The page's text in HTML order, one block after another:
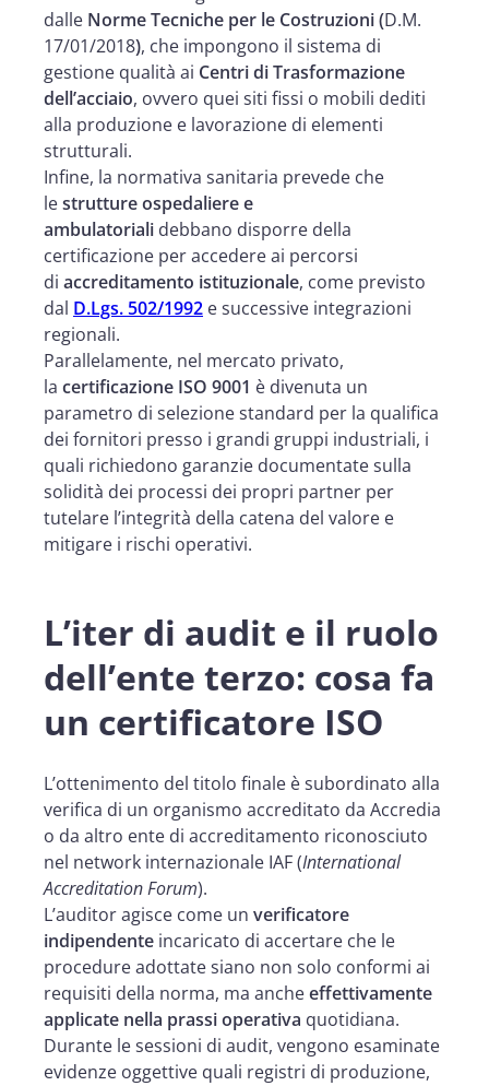
dalle Norme Tecniche per le Costruzioni (D.M.
17/01/2018), che impongono il sistema di
gestione qualità ai Centri di Trasformazione
dell’acciaio, ovvero quei siti fissi o mobili dediti
alla produzione e lavorazione di elementi
strutturali.
Infine, la normativa sanitaria prevede che
lestrutture ospedaliere e
ambulatoriali debbano disporre della
certificazione per accedere ai percorsi
di accreditamento istituzionale, come previsto
dal D.Lgs. 502/1992 e successive integrazioni
regionali.
Parallelamente, nel mercato privato,
la certificazione ISO 9001 è divenuta un
parametro di selezione standard per la qualifica
dei fornitori presso i grandi gruppi industriali, i
quali richiedono garanzie documentate sulla
solidità dei processi dei propri partner per
tutelare l’integrità della catena del valore e
mitigare i rischi operativi.
L’iter di audit e il ruolo
dell’ente terzo: cosa fa
un certificatore ISO
L’ottenimento del titolo finale è subordinato alla
verifica di un organismo accreditato da Accredia
o da altro ente di accreditamento riconosciuto
nel network internazionale IAF (International
Accreditation Forum).
L’auditor agisce come un verificatore
indipendente incaricato di accertare che le
procedure adottate siano non solo conformi ai
requisiti della norma, ma ancheeffettivamente
applicate nella prassi operativa quotidiana.
Durante le sessioni di audit, vengono esaminate
evidenze oggettive quali registri di produzione,